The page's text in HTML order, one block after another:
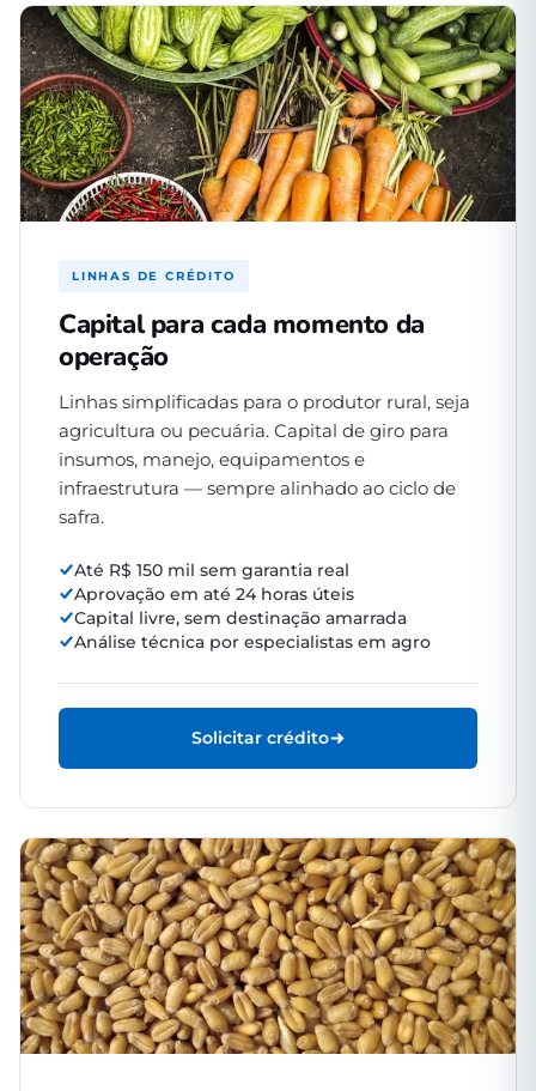
LINHAS DE CRÉDITO
Capital para cada momento da
operação
Linhas simplificadas para o produtor rural, seja
agricultura ou pecuária. Capital de giro para
insumos, manejo, equipamentos e
infraestrutura — sempre alinhado ao ciclo de
safra.
Até R$ 150 mil sem garantia real
Aprovação em até 24 horas úteis
Capital livre, sem destinação amarrada
Análise técnica por especialistas em agro
Solicitar crédito